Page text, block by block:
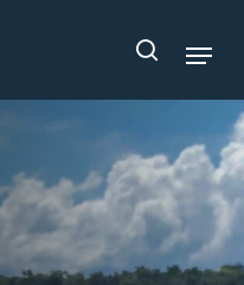
Menu